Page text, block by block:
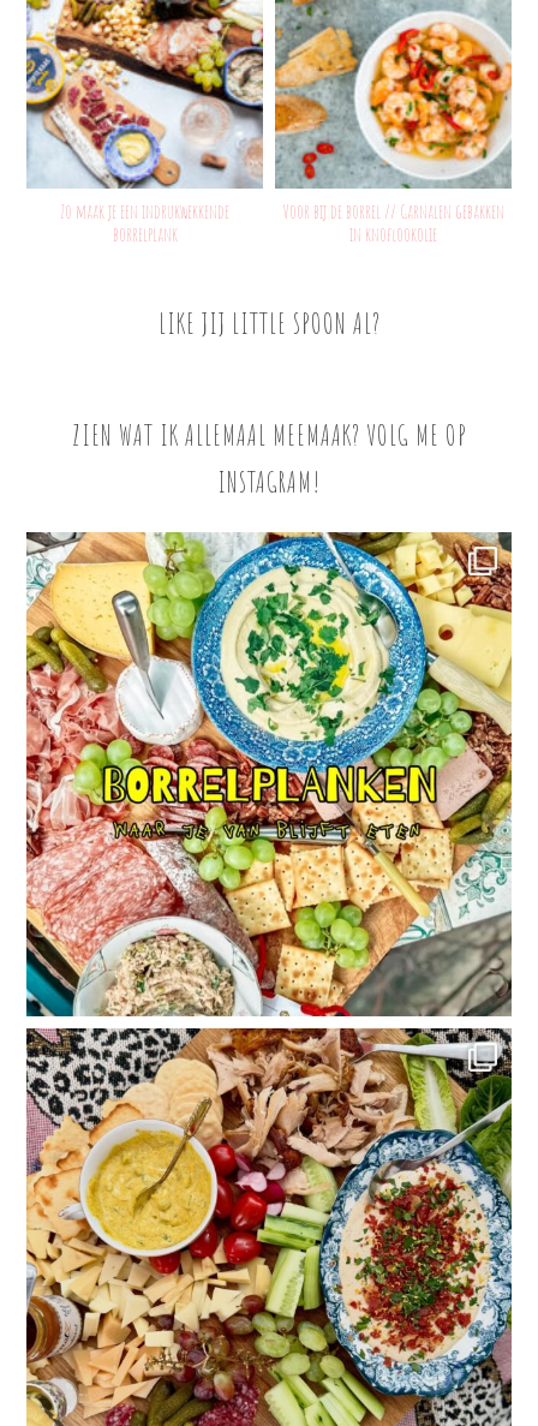
Zo maak je een indrukwekkende
borrelplank
Voor bij de borrel // Garnalen gebakken
in knoflookolie
LIKE JIJ LITTLE SPOON AL?
ZIEN WAT IK ALLEMAAL MEEMAAK? VOLG ME OP
INSTAGRAM!